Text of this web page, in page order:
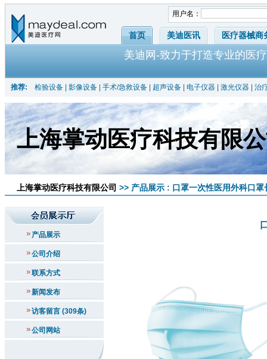
用户名：
首页 美迪医讯 医疗器械商
美迪网-致力于打造专业的医
推荐: 检验设备 影像设备 手术/急救设备 超声设备 电子仪器 激光仪器 治
上海掌动医疗科技有限
上海掌动医疗科技有限公司 >> 产品展示 : 口罩一次性医用外科口
产品展示
公司介绍
联系方式
新闻发布
访客留言 (309条)
公司网站